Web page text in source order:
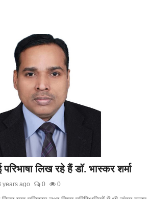
लिख रहे हैं डॉ. भास्कर शर्मा
years ago 0 0